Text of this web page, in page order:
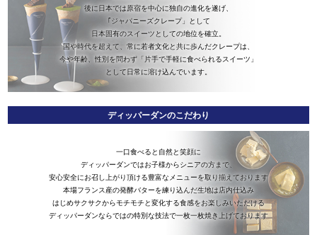
後に日本では原宿を中心に独自の進化を遂げ、
｢ジャパニーズクレープ」として
日本固有のスイーツとしての地位を確立。
国や時代を超えて、常に若者文化と共に歩んだクレープは、
今や年齢、性別を問わず「片手で手軽に食べられるスイーツ」
として日常に溶け込んでいます。
ディッパーダンのこだわり
一口食べると自然と笑顔に
ディッパーダンではお子様からシニアの方まで、
安心安全にお召し上がり頂ける豊富なメニューを取り揃えております
本場フランス産の発酵バターを練り込んだ生地は店内仕込み
はじめサクサクからモチモチと変化する食感をお楽しみいただける
ディッパーダンならではの特別な技法で一枚一枚焼き上げております